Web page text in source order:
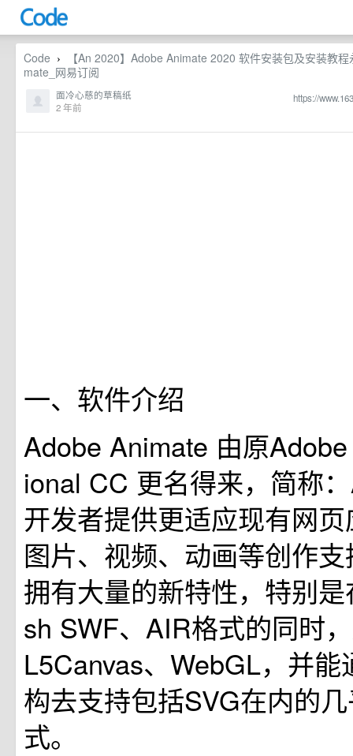
Code ›
【An 2020】Adobe Animate 2020 软件安装包及安装教
mate_网易订阅
https://
面冷心慈的草稿纸
2 年前
一、软件介绍
Adobe Animate 由原
ional CC 更名得来，简称
开发者提供更适应现有网
图片、视频、动画等创作
拥有大量的新特性，特别
sh SWF、AIR格式的同时
L5Canvas、WebGL，并能
构去支持包括SVG在内的
式。